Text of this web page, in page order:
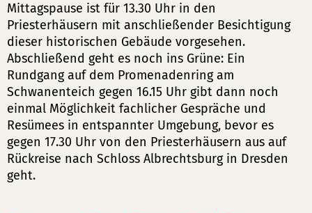
Mittagspause ist für 13.30 Uhr in den
Priesterhäusern mit anschließender Besichtigung
dieser historischen Gebäude vorgesehen.
Abschließend geht es noch ins Grüne: Ein
Rundgang auf dem Promenadenring am
Schwanenteich gegen 16.15 Uhr gibt dann noch
einmal Möglichkeit fachlicher Gespräche und
Resümees in entspannter Umgebung, bevor es
gegen 17.30 Uhr von den Priesterhäusern aus auf
Rückreise nach Schloss Albrechtsburg in Dresden
geht.